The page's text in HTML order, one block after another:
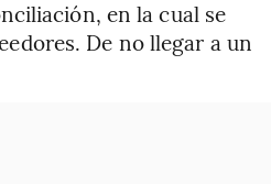
en la cual se
De no llegar a un